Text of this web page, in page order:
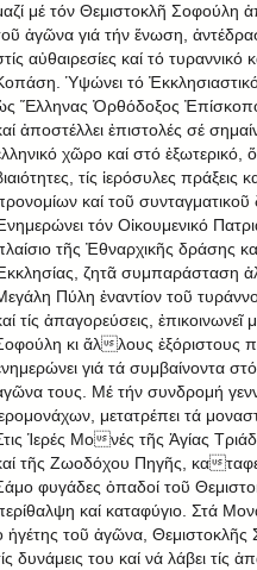
μέ τόν Θεμιστοκλῆ Σοφούλη
ἀγῶνα γιά τήν ἕνωση,
αὐθαιρεσίες καί τό
Ὑψώνει τό
Ἕλληνας Ὀρθόδοξος
ἀποστέλλει ἐπιστολές σέ
χῶρο καί στό ἐξωτερικό,
τίς ἱερόσυλες
καί τοῦ
τόν Οἰκουμενικό
τῆς Ἐθναρχικῆς δράσης
ζητᾶ συμπαράσταση
Πύλη ἐναντίον τοῦ
τίς ἀπαγορεύσεις, ἐπικοινωνεῖ
κι ἄλλους ἐξόριστους
γιά τά συμβαίνοντα
τους. Μέ τήν συνδρομή
μετατρέπει τά
Ἱερές Μονές τῆς Ἁγίας
τῆς Ζωοδόχου Πηγῆς, κα
φυγάδες ὀπαδοί τοῦ
καί καταφύγιο. Στά
ἡγέτης τοῦ ἀγῶνα, Θεμιστοκλῆς
δυνάμεις του καί νά λάβει τίς